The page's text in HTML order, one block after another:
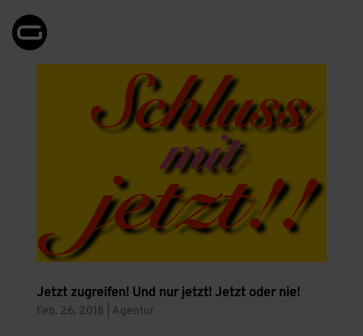
Jetzt zugreifen! Und nur jetzt! Jetzt oder nie!
Feb. 26, 2018 Agentur